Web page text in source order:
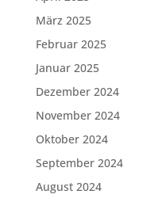
März 2025
Februar 2025
Januar 2025
Dezember 2024
November 2024
Oktober 2024
September 2024
August 2024